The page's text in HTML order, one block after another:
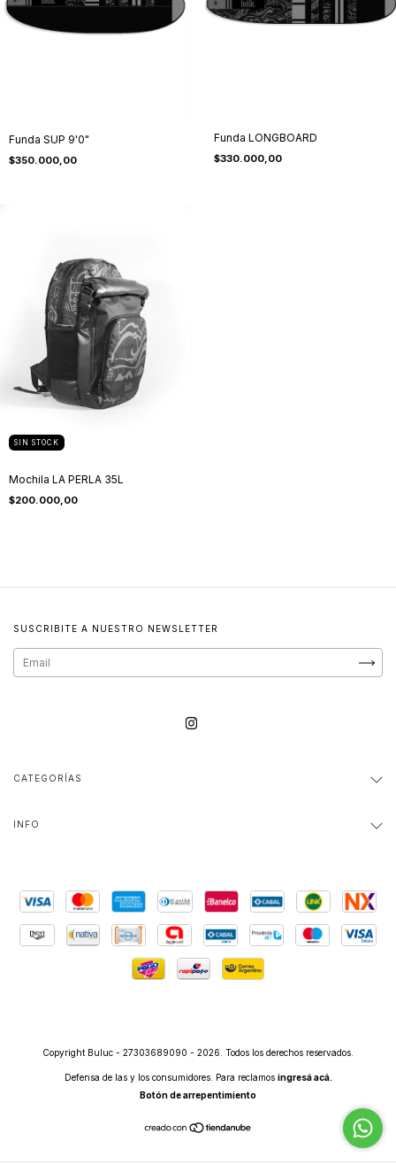
Funda SUP 9'0"
$350.000,00
Funda LONGBOARD
$330.000,00
SIN STOCK
Mochila LA PERLA 35L
$200.000,00
SUSCRIBITE A NUESTRO NEWSLETTER
CATEGORÍAS
INFO
Copyright Buluc - 27303689090 - 2026. Todos los derechos reservados.
Defensa de las y los consumidores. Para reclamos ingresá acá.
Botón de arrepentimiento